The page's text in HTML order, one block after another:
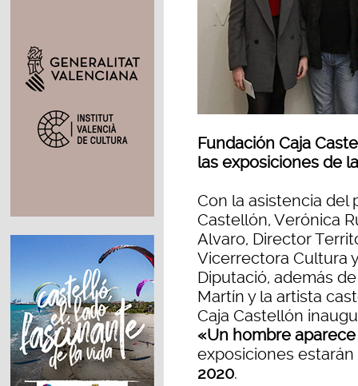
Fundación Caja
las exposiciones de
Con la asistencia del
Castellón, Verónica
Alvaro, Director
Vicerrectora Cultura
Diputació, además
Martín y la artista
Caja Castellón
«Un hombre
exposiciones
2020.